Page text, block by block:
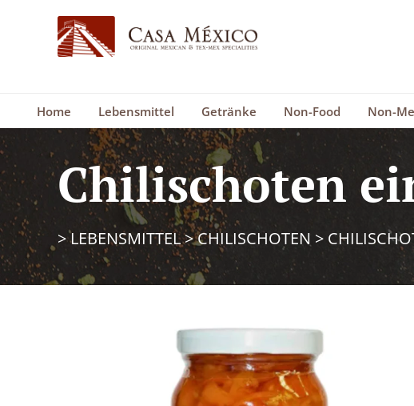
Home Lebensmittel Getränke Non-Food Non-
Chilischoten
>LEBENSMITTEL>CHILISCHOTEN >